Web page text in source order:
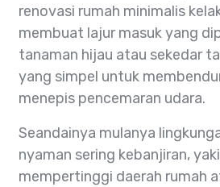
renovasi rumah minimalis
membuat lajur masuk yang
tanaman hijau atau sekedar
yang simpel untuk
menepis pencemaran udara.
Seandainya mulanya
nyaman sering kebanjiran,
mempertinggi daerah rumah